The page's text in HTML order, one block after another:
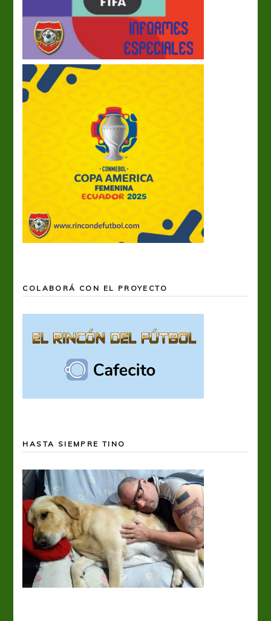
COLABORÁ CON EL PROYECTO
HASTA SIEMPRE TINO